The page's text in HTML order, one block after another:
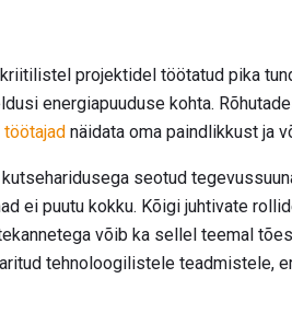
projektidel töötatud pika
energiapuuduse kohta.
töötajad näidata oma paindlikkust ja
seotud
ei puutu kokku. Kõigi juhtivate
võib ka sellel teemal
tehnoloogilistele teadmistele,